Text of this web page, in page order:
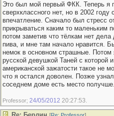
Это был мой первый ФКК. Теперь я
сверхклассного нет, но в 2002
впечатление. Сначало был стресс
прикрываться каким то маленьким
потом заметив что тёлкам нет
пива, и мне там начало нравится.
немок в основном страшные. Потом
русской девушкой Таней с которой
американской зажатости такое не
что я остался доволен. Позже
соседнем доме есть место получше.
Professor; 24/05/2012 20:27:53